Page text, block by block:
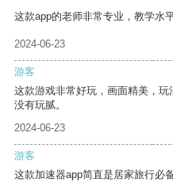
这款app的老师非常专业，教学水
2024-06-23
游客
这款游戏非常好玩，画面精美，
没有玩腻。
2024-06-23
游客
这款加速器app简直是居家旅行必